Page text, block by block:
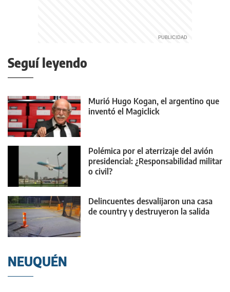
Seguí leyendo
Murió Hugo Kogan, el argentino que
inventó el Magiclick
Polémica por el aterrizaje del avión
presidencial: ¿Responsabilidad militar
o civil?
Delincuentes desvalijaron una casa
de country y destruyeron la salida
NEUQUÉN